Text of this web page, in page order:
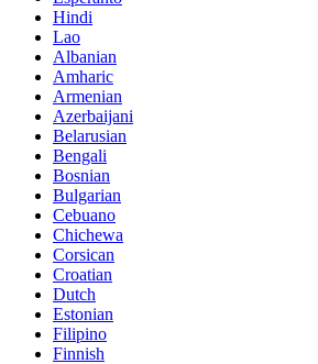
Hindi
Lao
Albanian
Amharic
Armenian
Azerbaijani
Belarusian
Bengali
Bosnian
Bulgarian
Cebuano
Chichewa
Corsican
Croatian
Dutch
Estonian
Filipino
Finnish